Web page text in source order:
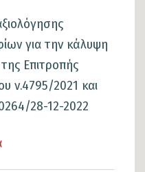
προς
πληρωμή
για την κάλυψη
Επιτροπής
ν.4795/2021 και
28-12-2022